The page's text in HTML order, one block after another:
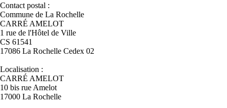
Contact postal :
Commune de La Rochelle
CARRÉ AMELOT
1 rue de l'Hôtel de Ville
CS 61541
17086 La Rochelle Cedex 02
Localisation :
CARRÉ AMELOT
10 bis rue Amelot
17000 La Rochelle